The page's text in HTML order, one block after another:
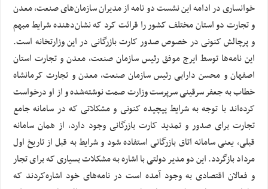
خوانساری در ادامه این نشست دو نامه از مدیران سازمان‌های صنعت، معدن
و تجارت دو استان مختلف کشور را قرائت کرد که نشان‌دهنده شرایط مبهم
و پرچالش کنونی در خصوص صدور کارت بازرگانی در این وزارتخانه است.
این نامه‌ها توسط ایرج موفق رئیس سازمان صنعت، معدن و تجارت استان
اصفهان و محسن دارابی رئیس سازمان صنعت، معدن و تجارت کرمانشاه
خطاب به جعفر سرقینی سرپرست وزارت صمت نوشته‌شده و از او درخواست
کرده‌اند با توجه به شرایط پیچیده کنونی و مشکلاتی که در سامانه جامع
تجارت برای صدور و تمدید کارت بازرگانی وجود دارد، از همان سامانه
قبلی، یعنی سامانه اتاق بازرگانی استفاده شود و شرایط به قبل از تاریخ اول
مرداد بازگردد. این دو مدیر دولتی با اشاره به مشکلات بسیاری که برای تجار
و فعالان اقتصادی به وجود آمده است در نامه‌های خود اشاره‌کردند که